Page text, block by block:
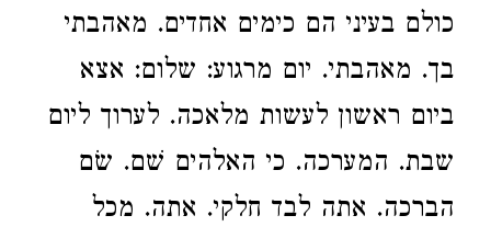
כולם בעיני הם כימים אחדים. מאהבתי
בך. מאהבתי. יום מרגוע: שלום: אצא
ביום ראשון לעשות מלאכה. לערוך ליום
שבת. המערכה. כי האלהים שׁם. שׂם
הברכה. אתה לבד חלקי. אתה. מכל